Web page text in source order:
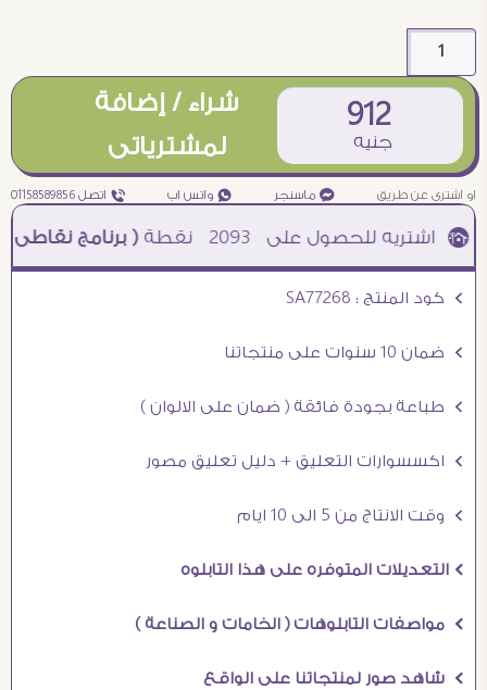
912
جنيه
شراء / إضافة
لمشترياتى
او اشترى عن طريق ¥ ماسنجر ₧ واتس اب ƒ اتصل 01158589856
2093 نقطة( برنامج نقاطى )à خصم 5% للعملاء الجدد à شحن مجانى عند الشراء ب 4000 جنيه à
Ö كود المنتج : SA77268
Ö ضمان 10 سنوات على منتجاتنا
Ö طباعة بجودة فائقة ( ضمان على الالوان )
Ö اكسسوارات التعليق + دليل تعليق مصور
Ö وقت الانتاج من 5 الى 10 ايام
Ö التعديلات المتوفره على هذا التابلوه
Ö مواصفات التابلوهات ( الخامات و الصناعة )
Ö شاهد صور لمنتجاتنا على الواقع